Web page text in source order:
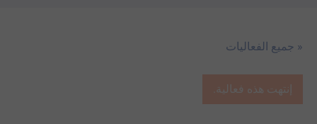
« جميع الفعاليات
إنتهت هذه فعالية.